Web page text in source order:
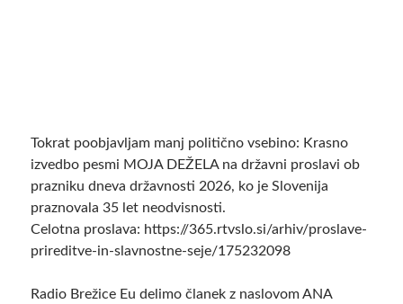
Tokrat poobjavljam manj politično vsebino: Krasno
izvedbo pesmi MOJA DEŽELA na državni proslavi ob
prazniku dneva državnosti 2026, ko je Slovenija
praznovala 35 let neodvisnosti.
Celotna proslava: https://365.rtvslo.si/arhiv/proslave-
prireditve-in-slavnostne-seje/175232098
Radio Brežice Eu delimo članek z naslovom ANA